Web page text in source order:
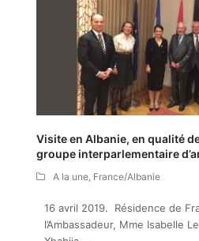
Visite en Albanie, en qualité
groupe interparlementaire
A la une, France/Albanie
16 avril 2019. Résidence de
l’Ambassadeur, Mme Isabelle